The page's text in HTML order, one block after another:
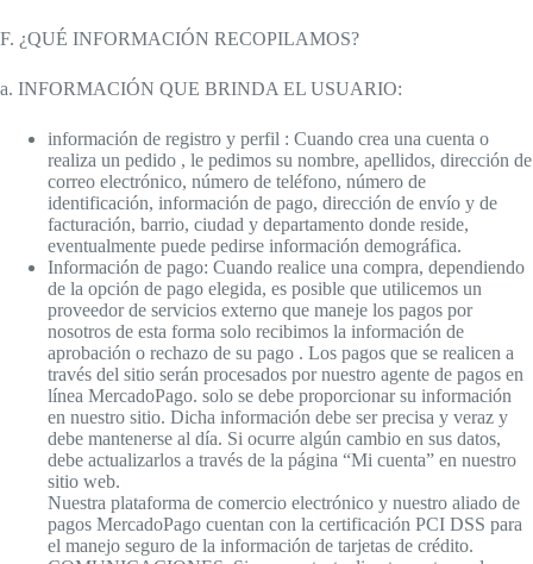
F. ¿QUÉ INFORMACIÓN RECOPILAMOS?
a. INFORMACIÓN QUE BRINDA EL USUARIO:
información de registro y perfil : Cuando crea una cuenta o
realiza un pedido , le pedimos su nombre, apellidos, dirección de
correo electrónico, número de teléfono, número de
identificación, información de pago, dirección de envío y de
facturación, barrio, ciudad y departamento donde reside,
eventualmente puede pedirse información demográfica.
Información de pago: Cuando realice una compra, dependiendo
de la opción de pago elegida, es posible que utilicemos un
proveedor de servicios externo que maneje los pagos por
nosotros de esta forma solo recibimos la información de
aprobación o rechazo de su pago . Los pagos que se realicen a
través del sitio serán procesados por nuestro agente de pagos en
línea MercadoPago. solo se debe proporcionar su información
en nuestro sitio. Dicha información debe ser precisa y veraz y
debe mantenerse al día. Si ocurre algún cambio en sus datos,
debe actualizarlos a través de la página “Mi cuenta” en nuestro
sitio web.
Nuestra plataforma de comercio electrónico y nuestro aliado de
pagos MercadoPago cuentan con la certificación PCI DSS para
el manejo seguro de la información de tarjetas de crédito.